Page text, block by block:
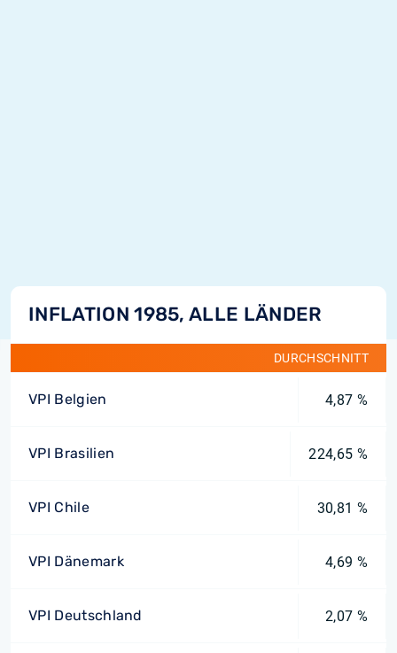
INFLATION 1985, ALLE LÄNDER
DURCHSCHNITT
VPI Belgien 4,87 %
VPI Brasilien 224,65 %
VPI Chile 30,81 %
VPI Dänemark 4,69 %
VPI Deutschland 2,07 %